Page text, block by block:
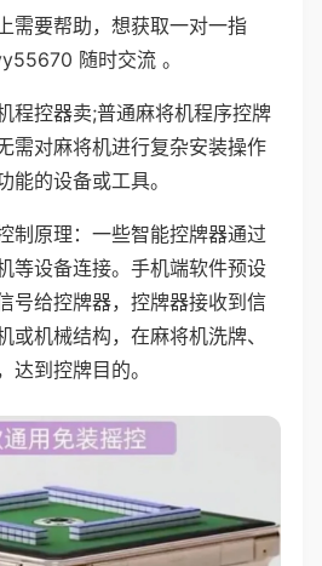
需要帮助，想获取一对一指
随时交流 。
程控器卖;普通麻将机程序控牌
需对麻将机进行复杂安装操作
能的设备或工具。
制原理：一些智能控牌器通过
等设备连接。手机端软件预设
号给控牌器，控牌器接收到信
或机械结构，在麻将机洗牌、
达到控牌目的。